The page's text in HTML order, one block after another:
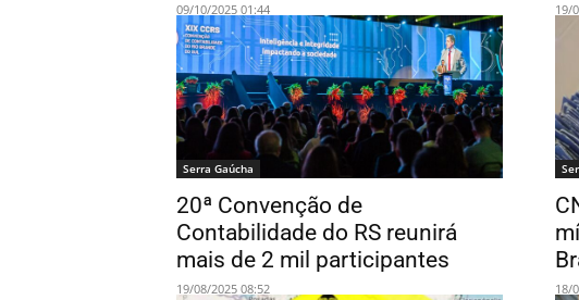
09/10/2025 01:44 19/
Serra Gaúcha
20ª Convenção de
Contabilidade do RS reunirá
mais de 2 mil participantes
19/08/2025 08:52 18/